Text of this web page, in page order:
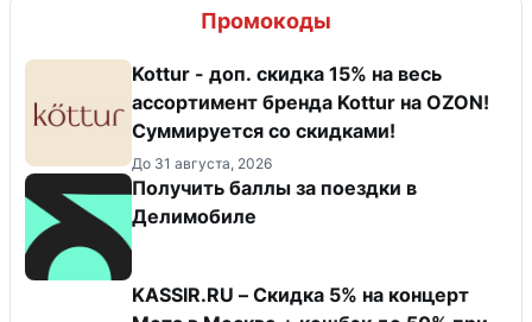
Промокоды
Kottur - доп. скидка 15% на весь
ассортимент бренда Kottur на OZON!
Суммируется со скидками!
До 31 августа, 2026
Получить баллы за поездки в
Делимобиле
KASSIR.RU – Скидка 5% на концерт